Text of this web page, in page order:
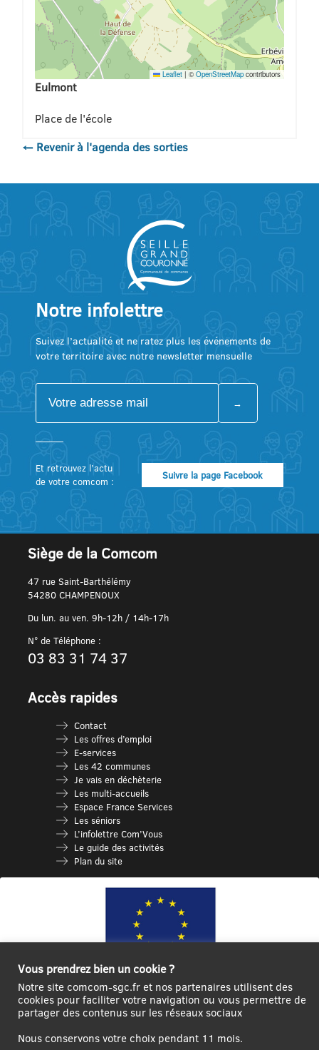
Leaflet | ©OpenStreetMap contributors
Eulmont
Place de l'école
← Revenir à l'agenda des sorties
Notre infolettre
Suivez l’actualité et ne ratez plus les événements de
votre territoire avec notre newsletter mensuelle
Et retrouvez l’actu
de votre comcom :
Suivre la page Facebook
Siège de la Comcom
47 rue Saint-Barthélémy
54280 CHAMPENOUX
Du lun. au ven. 9h-12h / 14h-17h
N° de Téléphone :
03 83 31 74 37
Accès rapides
Contact
Les offres d’emploi
E-services
Les 42 communes
Je vais en déchèterie
Les multi-accueils
Espace France Services
Les séniors
L’infolettre Com’Vous
Le guide des activités
Plan du site
Ce site internet a été cofinancé par l’Union européenne avec le Fonds
Européen de Développement Régional à hauteur de 12 572€
Créer un
Contact
Plan
Vous prendrez bien un cookie ?
Notre site comcom-sgc.fr et nos partenaires utilisent des
cookies pour faciliter votre navigation ou vous permettre de
partager des contenus sur les réseaux sociaux
Nous conservons votre choix pendant 11 mois.